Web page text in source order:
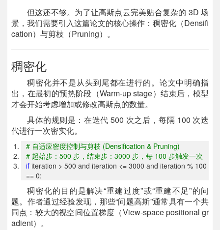
但这还不够。为了让高斯点云完美贴合复杂的 3D 场
景，我们需要引入这篇论文的核心操作：稠密化（Densifi
cation）与剪枝（Pruning）。
稠密化
稠密化并不是从头到尾都在进行的。论文中明确指
出，在最初的预热阶段（Warm-up stage）结束后，模型
才会开始考虑增加或修改高斯点的数量。
具体的规则是：在迭代 500 次之后，每隔 100 次迭
代进行一次密实化。
# 自适应密度控制与剪枝 (Densification & Pruning)
# 起始步：500 步，结束步：3000 步，每 100 步触发一次
if iteration > 500 and iteration <= 3000 and iteration % 100
== 0:
稠密化的目的是解决“重建过度”或“重建不足”的问
题。作者通过经验发现，那些“问题高斯”通常具有一个共
同点：较大的视空间位置梯度（View-space positional gr
adient）。